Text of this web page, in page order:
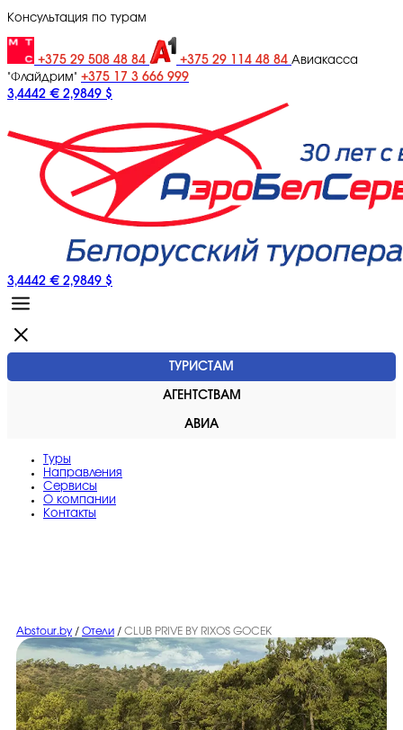
Консультация по турам
+375 29 508 48 84 +375 29 114 48 84 Авиакасса
"Флайдрим" +375 17 3 666 999
3,4442 € 2,9849 $
3,4442 € 2,9849 $
ТУРИСТАМ
АГЕНТСТВАМ
АВИА
Туры
Направления
Сервисы
O компании
Контакты
Abstour.by / Отели / CLUB PRIVE BY RIXOS GOCEK